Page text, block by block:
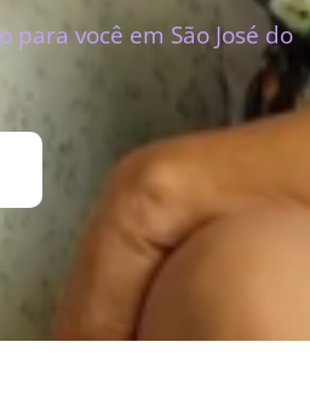
você em São José do